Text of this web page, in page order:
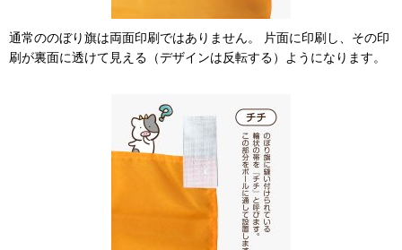
通常ののぼり旗は両面印刷ではありません。 片面に印刷し、その印
刷が裏面に透けて見える（デザインは反転する）ようになります。